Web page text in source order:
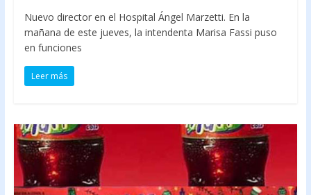
Nuevo director en el Hospital Ángel Marzetti. En la
mañana de este jueves, la intendenta Marisa Fassi puso
en funciones
Leer más